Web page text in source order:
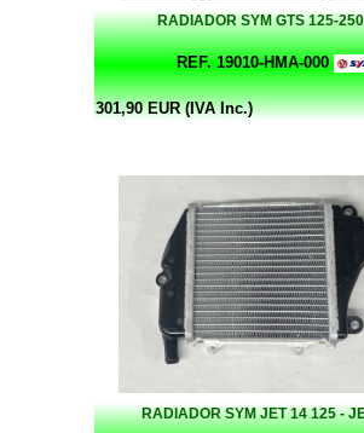
RADIADOR SYM GTS 125-
REF. 19010-HMA-000
301,90 EUR (IVA Inc.)
RADIADOR SYM JET 14 125 -